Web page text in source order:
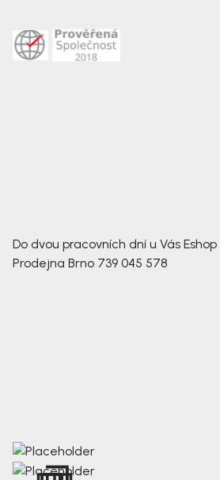
Do dvou pracovních dní u Vás Eshop
Prodejna Brno 739 045 578